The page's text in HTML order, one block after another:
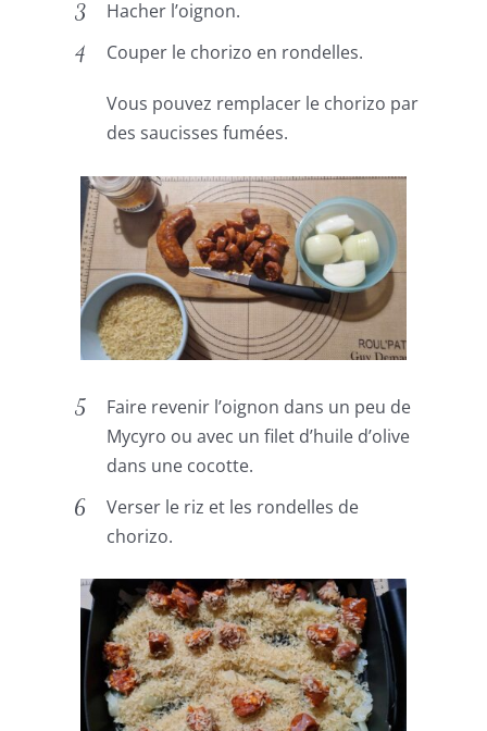
Hacher l’oignon.
Couper le chorizo en rondelles.
Vous pouvez remplacer le chorizo par
des saucisses fumées.
Faire revenir l’oignon dans un peu de
Mycyro ou avec un filet d’huile d’olive
dans une cocotte.
Verser le riz et les rondelles de
chorizo.